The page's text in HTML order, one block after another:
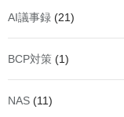
AI議事録 (21)
BCP対策 (1)
NAS (11)